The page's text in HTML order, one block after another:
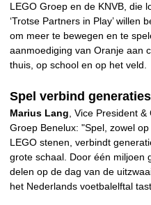
LEGO Groep en de KNVB, die
‘Trotse Partners in Play’ willen
om meer te bewegen en te
aanmoediging van Oranje aan
thuis, op school en op het veld.
Spel verbind generaties
Marius Lang , Vice President
Groep Benelux: "Spel, zowel
LEGO stenen, verbindt
grote schaal. Door één miljoen
delen op de dag van de
het Nederlands voetbalelftal